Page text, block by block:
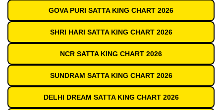
GOVA PURI SATTA KING CHART 2026
SHRI HARI SATTA KING CHART 2026
NCR SATTA KING CHART 2026
SUNDRAM SATTA KING CHART 2026
DELHI DREAM SATTA KING CHART 2026